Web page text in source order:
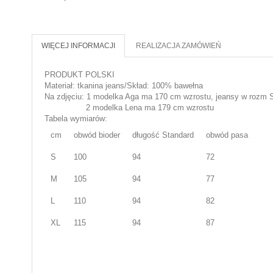
WIĘCEJ INFORMACJI REALIZACJA ZAMÓWIEŃ
PRODUKT POLSKI
Materiał: tkanina jeans/Skład: 100% bawełna
Na zdjęciu: 1 modelka Aga ma 170 cm wzrostu, jeansy w rozm
2 modelka Lena ma 179 cm wzrostu
Tabela wymiarów:
cm
obwód bioder długość Standard obwód pasa
S 100 94 72
M 105 94 77
L 110 94 82
XL 115 94 87